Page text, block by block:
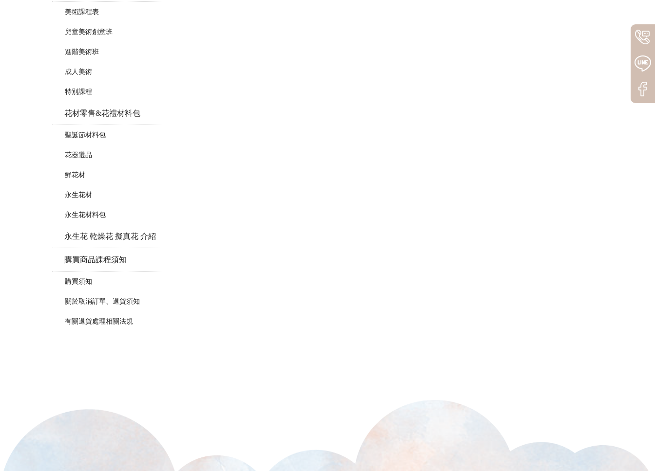
美術課程表
兒童美術創意班
進階美術班
成人美術
特別課程
花材零售&花禮材料包
聖誕節材料包
花器選品
鮮花材
永生花材
永生花材料包
永生花 乾燥花 擬真花 介紹
購買商品課程須知
購買須知
關於取消訂單、退貨須知
有關退貨處理相關法規